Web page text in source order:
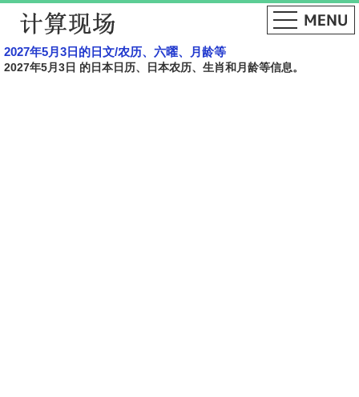
2027年5月3日的日文​​/农历、六曜、月龄等
2027年5月3日 的日本日历、日本农历、生肖和月龄等信息。